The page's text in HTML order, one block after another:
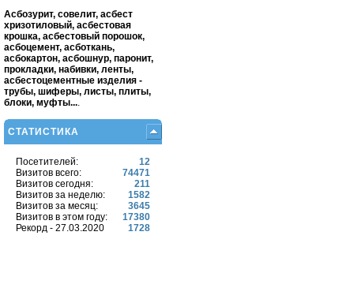
Асбозурит, совелит, асбест
хризотиловый, асбестовая
крошка, асбестовый порошок,
асбоцемент, асботкань,
асбокартон, асбошнур, паронит,
прокладки, набивки, ленты,
асбестоцементные изделия -
трубы, шиферы, листы, плиты,
блоки, муфты....
СТАТИСТИКА
Посетителей:
12
Визитов всего:
74471
Визитов сегодня:
211
Визитов за неделю:
1582
Визитов за месяц:
3645
Визитов в этом году:
17380
Рекорд - 27.03.2020
1728